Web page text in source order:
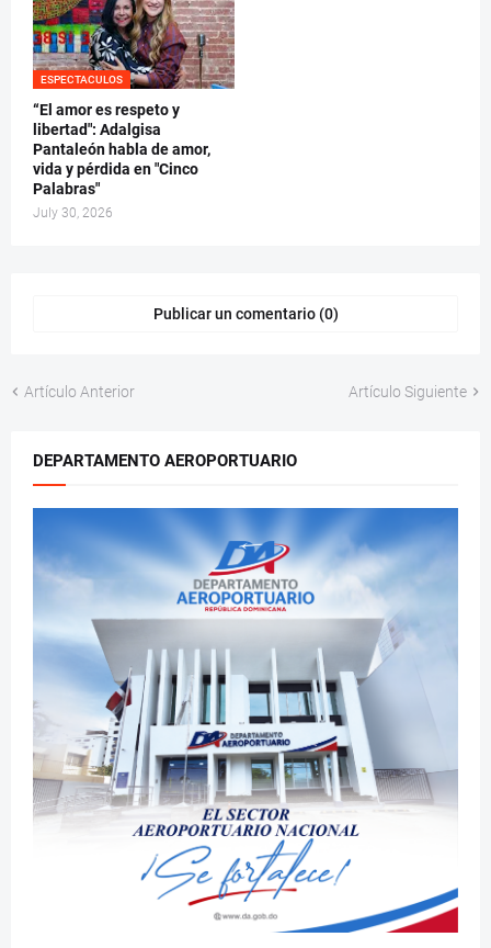
ESPECTACULOS
“El amor es respeto y
libertad": Adalgisa
Pantaleón habla de amor,
vida y pérdida en "Cinco
Palabras"
July 30, 2026
Publicar un comentario (0)
Artículo Anterior Artículo Siguiente
DEPARTAMENTO AEROPORTUARIO